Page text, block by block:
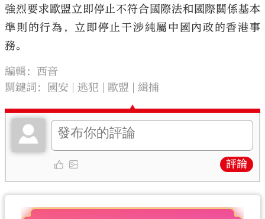
強烈要求歐盟立即停止不符合國際法和國際關係基本
準則的行為，立即停止干涉純屬中國內政的香港事
務。
編輯：西音
關鍵詞：
國安 逃犯 歐盟 緝捕
評論